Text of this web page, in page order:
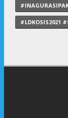
#LDKOSIS2021